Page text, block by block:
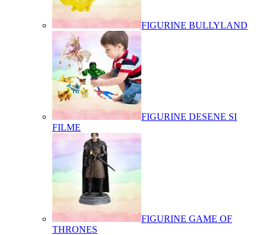
FIGURINE BULLYLAND
FIGURINE DESENE SI
FILME
FIGURINE GAME OF
THRONES